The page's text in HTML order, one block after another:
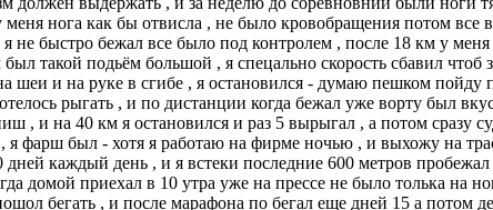
меня нога как бы отвисла , не было кровобращения потом
не быстро бежал все было под контролем , после 18 км у
такой подьём большой , я спецально скорость сбавил
шеи и на руке в сгибе , я остановился - думаю пешком
рыгать , и по дистанции когда бежал уже ворту был
, и на 40 км я остановился и раз 5 вырыгал , а потом сразу
я фарш был - хотя я работаю на фирме ночью , и выхожу на
дней каждый день , и я встеки последние 600 метров
домой приехал в 10 утра уже на прессе не было толька на
бегать , и после марафона по бегал еще дней 15 а потом